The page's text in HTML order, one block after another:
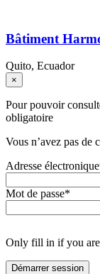
Bâtiment
Quito, Ecuador
×
Pour pouvoir
obligatoire
Vous n’avez pas de
Adresse électronique
Mot de passe*
Only fill in if you